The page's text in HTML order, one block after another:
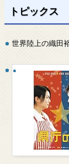
トピックス
世界陸上の織田